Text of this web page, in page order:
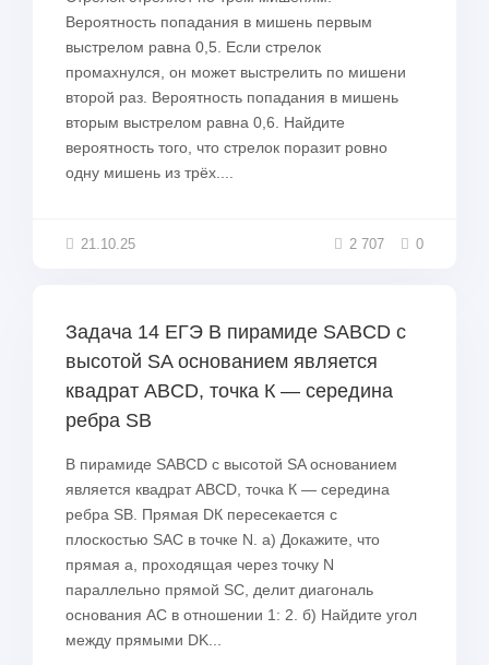
Вероятность попадания в мишень первым
выстрелом равна 0,5. Если стрелок
промахнулся, он может выстрелить по мишени
второй раз. Вероятность попадания в мишень
вторым выстрелом равна 0,6. Найдите
вероятность того, что стрелок поразит ровно
одну мишень из трёх....
21.10.25 2 707 0
Задача 14 ЕГЭ В пирамиде SABCD с
высотой SA основанием является
квадрат ABCD, точка К — середина
ребра SB
В пирамиде SABCD с высотой SA основанием
является квадрат ABCD, точка К — середина
ребра SB. Прямая DК пересекается с
плоскостью SAC в точке N. а) Докажите, что
прямая а, проходящая через точку N
параллельно прямой SC, делит диагональ
основания АС в отношении 1: 2. б) Найдите угол
между прямыми DK...